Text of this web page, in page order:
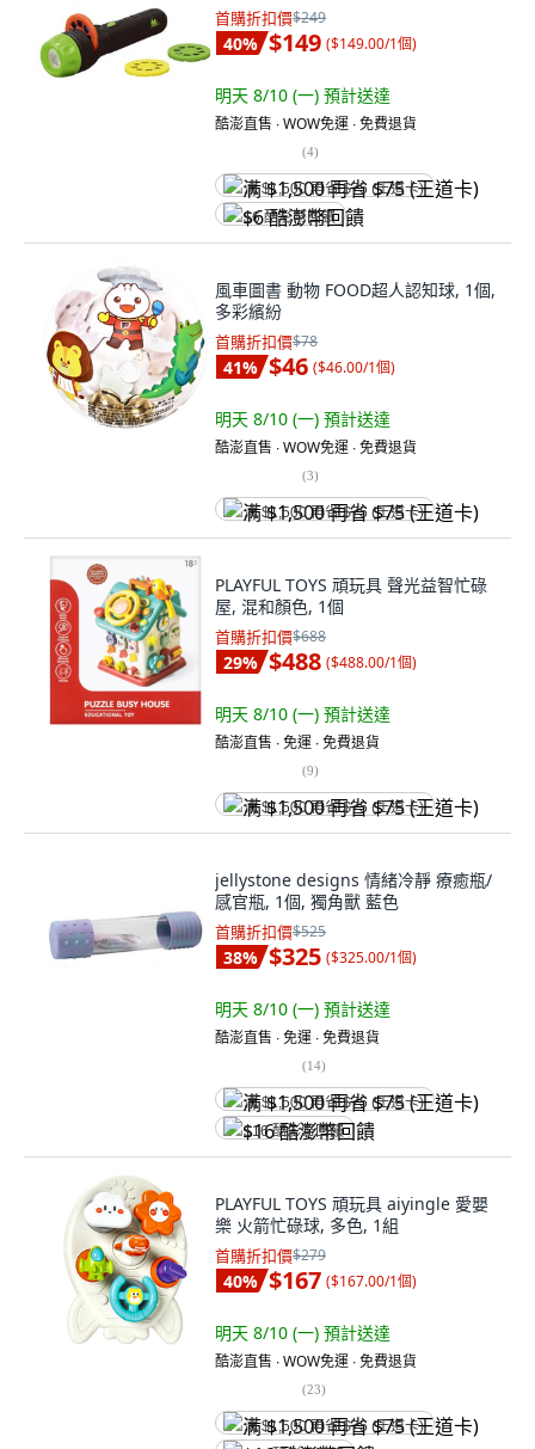
首購折扣價$249
40% $149 ($149.00/1個)
明天 8/10 (一) 預計送達
酷澎直售 ∙ WOW免運 ∙ 免費退貨
(4)
满 $1,500 再省 $75 (王道卡)
$6 酷澎幣回饋
風車圖書 動物 FOOD超人認知球, 1個,
多彩繽紛
首購折扣價$78
41% $46 ($46.00/1個)
明天 8/10 (一) 預計送達
酷澎直售 ∙ WOW免運 ∙ 免費退貨
(3)
满 $1,500 再省 $75 (王道卡)
PLAYFUL TOYS 頑玩具 聲光益智忙碌
屋, 混和顏色, 1個
首購折扣價$688
29% $488 ($488.00/1個)
明天 8/10 (一) 預計送達
酷澎直售 ∙ 免運 ∙ 免費退貨
(9)
满 $1,500 再省 $75 (王道卡)
jellystone designs 情緒冷靜 療癒瓶/
感官瓶, 1個, 獨角獸 藍色
首購折扣價$525
38% $325 ($325.00/1個)
明天 8/10 (一) 預計送達
酷澎直售 ∙ 免運 ∙ 免費退貨
(14)
满 $1,500 再省 $75 (王道卡)
$16 酷澎幣回饋
PLAYFUL TOYS 頑玩具 aiyingle 愛嬰
樂 火箭忙碌球, 多色, 1組
首購折扣價$279
40% $167 ($167.00/1個)
明天 8/10 (一) 預計送達
酷澎直售 ∙ WOW免運 ∙ 免費退貨
(23)
满 $1,500 再省 $75 (王道卡)